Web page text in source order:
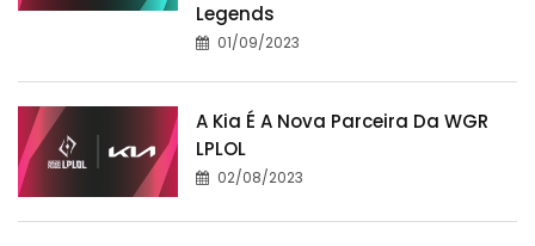
Legends
01/09/2023
A Kia É A Nova Parceira Da WGR
LPLOL
02/08/2023